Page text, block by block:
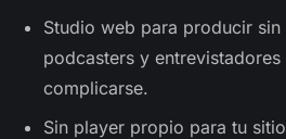
Studio web para producir sin
podcasters y
complicarse.
Sin player propio para tu